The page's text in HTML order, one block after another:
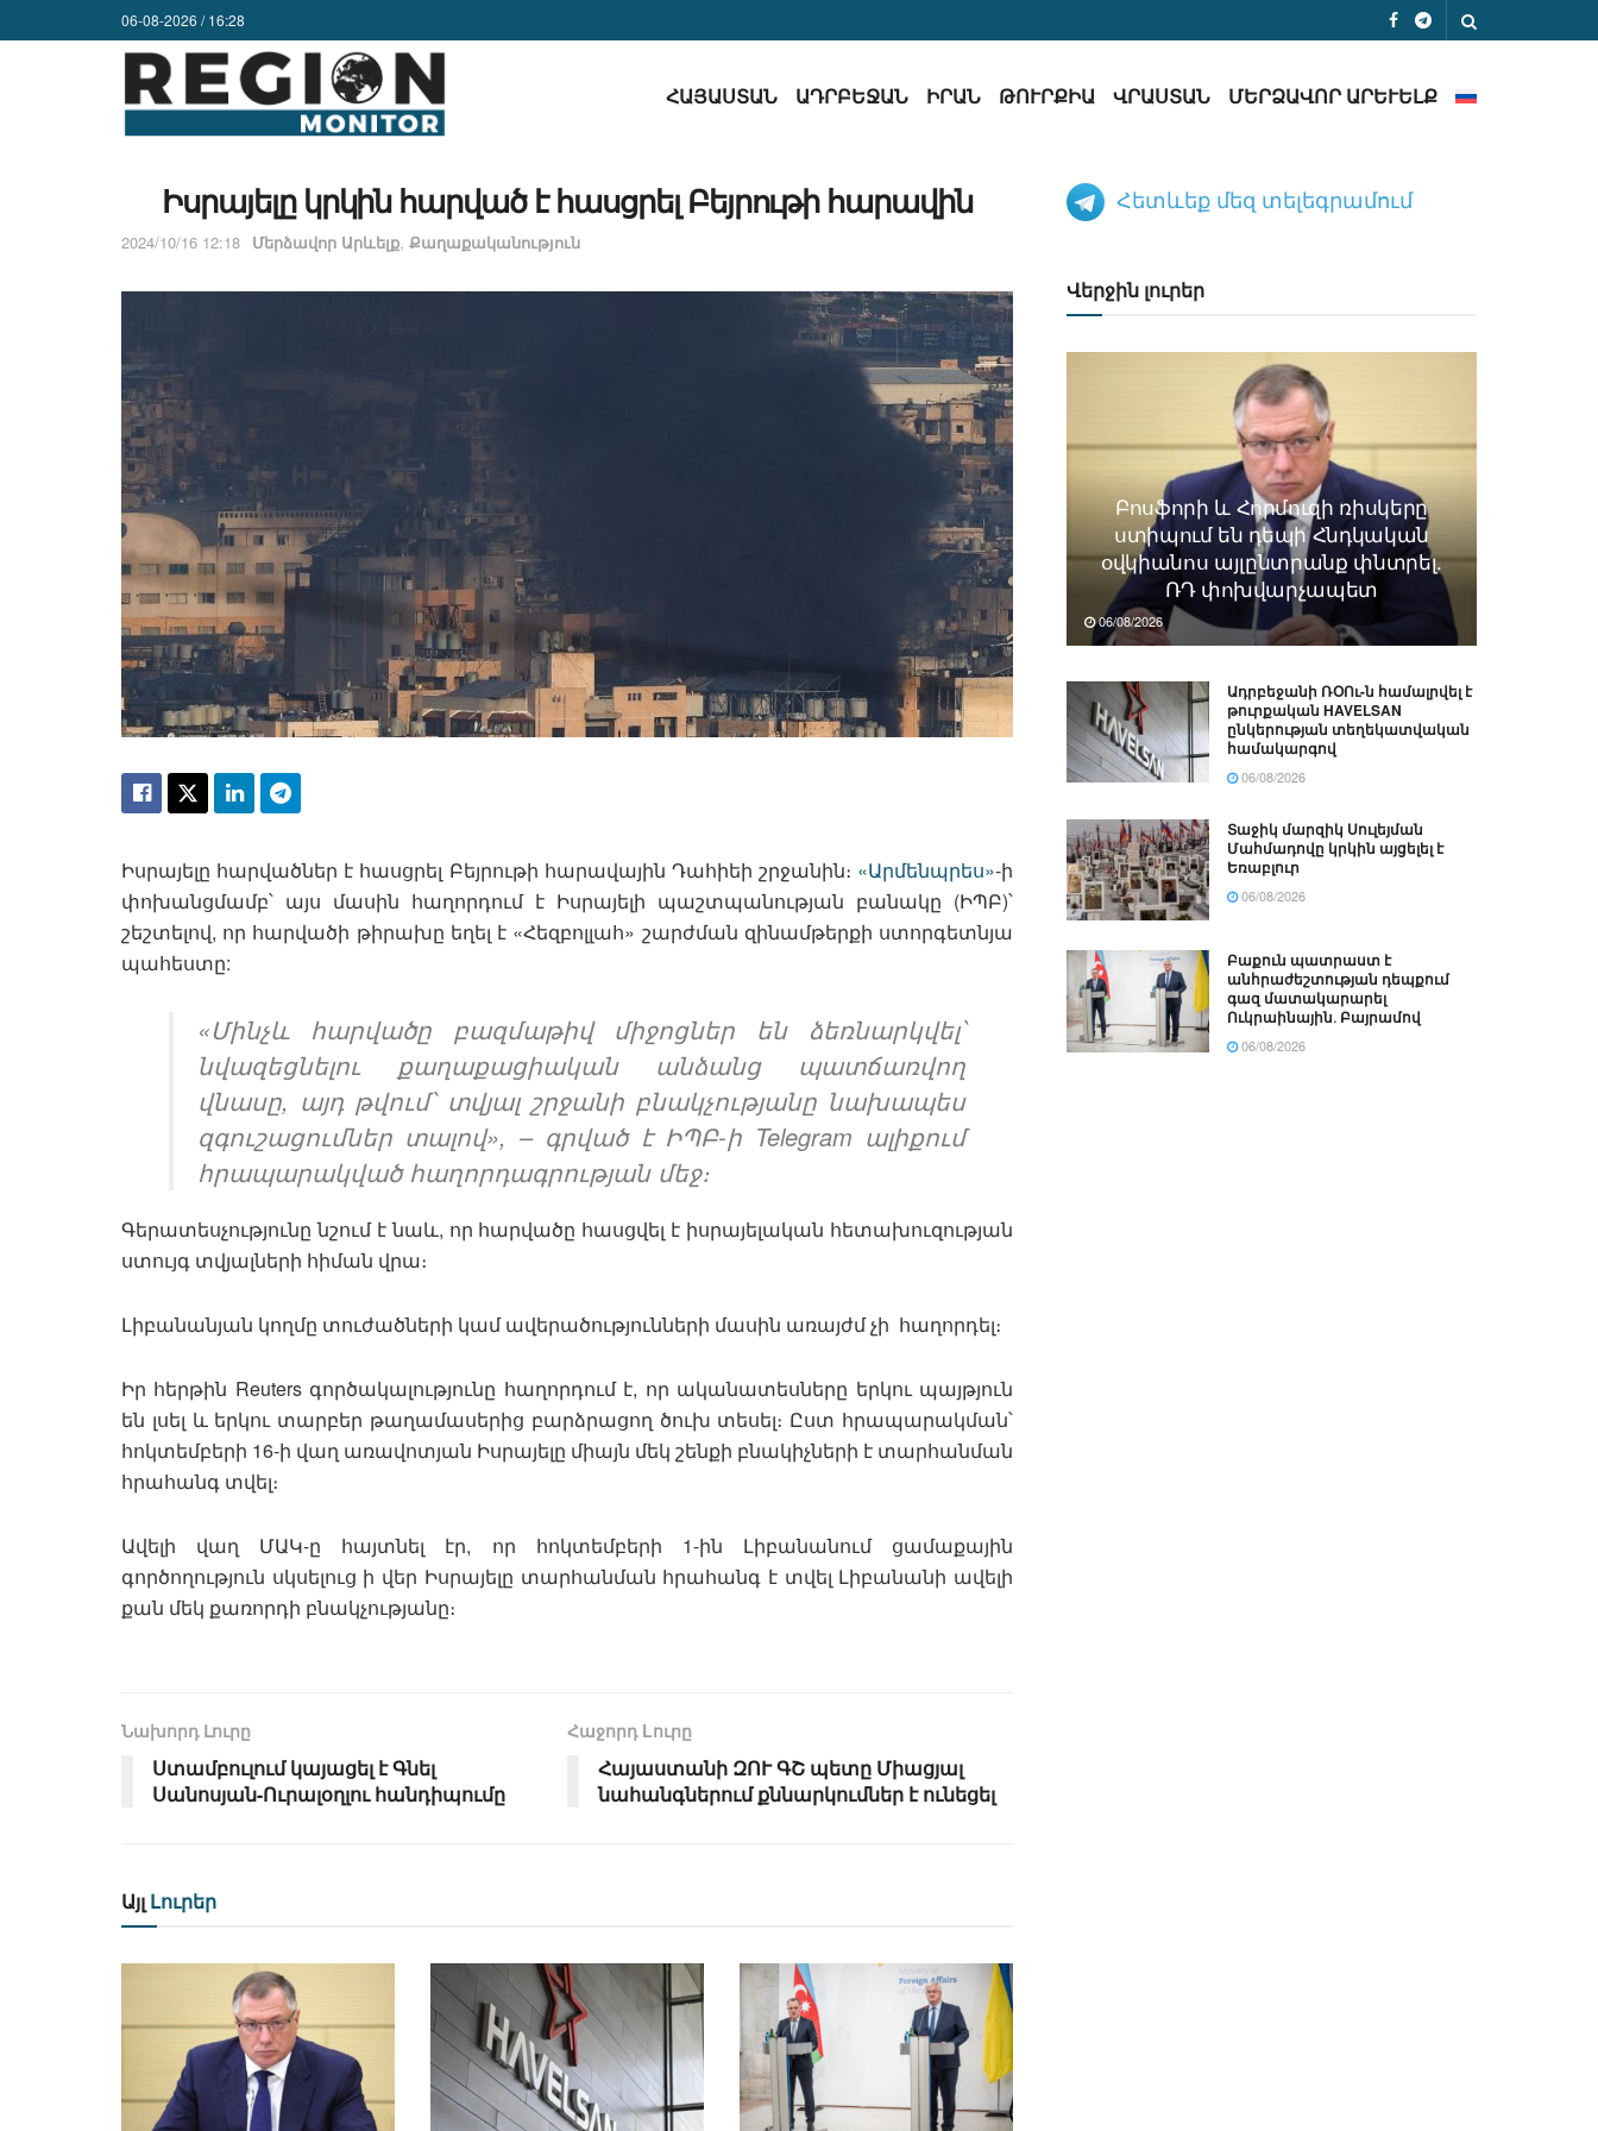
06-08-2026 / 16:28
ՀԱՅԱՍՏԱՆ ԱԴՐԲԵՋԱՆ ԻՐԱՆ ԹՈՒՐՔԻԱ ՎՐԱՍՏԱՆ ՄԵՐՁԱՎՈՐ ԱՐԵՒԵԼՔ
Իսրայելը կրկին հարված է հասցրել Բեյրութի հարավին
2024/10/16 12:18 Մերձավոր Արևելք, Քաղաքականություն
Իսրայելը հարվածներ է հասցրել Բեյրութի հարավային Դահիեի շրջանին։ «Արմենպրես»-ի
փոխանցմամբ՝ այս մասին հաղորդում է Իսրայելի պաշտպանության բանակը (ԻՊԲ)՝
շեշտելով, որ հարվածի թիրախը եղել է «Հեզբոլլահ» շարժման զինամթերքի ստորգետնյա
պահեստը:
«Մինչև հարվածը բազմաթիվ միջոցներ են ձեռնարկվել՝
նվազեցնելու քաղաքացիական անձանց պատճառվող
վնասը, այդ թվում՝ տվյալ շրջանի բնակչությանը նախապես
զգուշացումներ տալով», – գրված է ԻՊԲ-ի Telegram ալիքում
հրապարակված հաղորդագրության մեջ։
Գերատեսչությունը նշում է նաև, որ հարվածը հասցվել է իսրայելական հետախուզության
ստույգ տվյալների հիման վրա։
Լիբանանյան կողմը տուժածների կամ ավերածությունների մասին առայժմ չի հաղորդել։
Իր հերթին Reuters գործակալությունը հաղորդում է, որ ականատեսները երկու պայթյուն
են լսել և երկու տարբեր թաղամասերից բարձրացող ծուխ տեսել։ Ըստ հրապարակման՝
հոկտեմբերի 16-ի վաղ առավոտյան Իսրայելը միայն մեկ շենքի բնակիչների է տարհանման
հրահանգ տվել։
Ավելի վաղ ՄԱԿ-ը հայտնել էր, որ հոկտեմբերի 1-ին Լիբանանում ցամաքային
գործողություն սկսելուց ի վեր Իսրայելը տարհանման հրահանգ է տվել Լիբանանի ավելի
քան մեկ քառորդի բնակչությանը։
Նախորդ Լուրը
Ստամբուլում կայացել է Գնել
Սանոսյան-Ուրալօղլու հանդիպումը
Հաջորդ Lուրը
Հայաստանի ԶՈՒ ԳՇ պետը Միացյալ
նահանգներում քննարկումներ է ունեցել
Այլ Լուրեր
Հետևեք մեզ տելեգրամում
Վերջին լուրեր
Բոսֆորի և Հորմուզի ռիսկերը
ստիպում են դեպի Հնդկական
օվկիանոս այլընտրանք փնտրել.
ՌԴ փոխվարչապետ
06/08/2026
Ադրբեջանի ՌՕՈւ-ն համալրվել է
թուրքական HAVELSAN
ընկերության տեղեկատվական
համակարգով
06/08/2026
Տաջիկ մարզիկ Սուլեյման
Մահմադովը կրկին այցելել է
Եռաբլուր
06/08/2026
Բաքուն պատրաստ է
անհրաժեշտության դեպքում
գազ մատակարարել
Ուկրաինային․ Բայրամով
06/08/2026